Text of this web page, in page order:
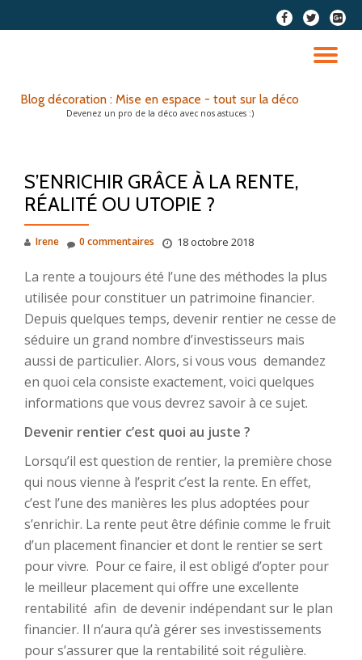
fa-
facebook
fa-
twitter
fa-
plus-
Blog décoration : Mise en espace - tout sur la déco
Devenez un pro de la déco avec nos astuces :)
S’ENRICHIR GRÂCE À LA RENTE,
RÉALITÉ OU UTOPIE ?
Irene 18 octobre 2018
0 commentaires
La rente a toujours été l’une des méthodes la plus
utilisée pour constituer un patrimoine financier.
Depuis quelques temps, devenir rentier ne cesse de
séduire un grand nombre d’investisseurs mais
aussi de particulier. Alors, si vous vous demandez
en quoi cela consiste exactement, voici quelques
informations que vous devrez savoir à ce sujet.
Devenir rentier c’est quoi au juste ?
Lorsqu’il est question de rentier, la première chose
qui nous vienne à l’esprit c’est la rente. En effet,
c’est l’une des manières les plus adoptées pour
s’enrichir. La rente peut être définie comme le fruit
d’un placement financier et dont le rentier se sert
pour vivre. Pour ce faire, il est obligé d’opter pour
le meilleur placement qui offre une excellente
rentabilité afin de devenir indépendant sur le plan
financier. Il n’aura qu’à gérer ses investissements
pour s’assurer que la rentabilité soit régulière.